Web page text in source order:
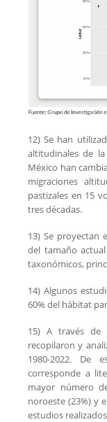
12) Se han
altitudinales de
México han
migraciones
pastizales en 15
tres décadas.
13) Se proyectan
del tamaño
taxonómicos,
14) Algunos
60% del hábitat
15) A través de
recopilaron y
1980-2022. De
corresponde a
mayor número
noroeste (23%) y
estudios